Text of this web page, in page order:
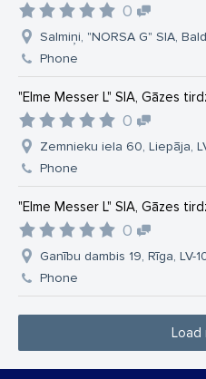
0
Salmiņi, "NORSA G" SIA,
Phone
"Elme Messer L" SIA, Gāzes
0
Zemnieku iela 60, Liepāja,
Phone
"Elme Messer L" SIA, Gāzes
0
Ganību dambis 19, Rīga, LV-
Phone
Load